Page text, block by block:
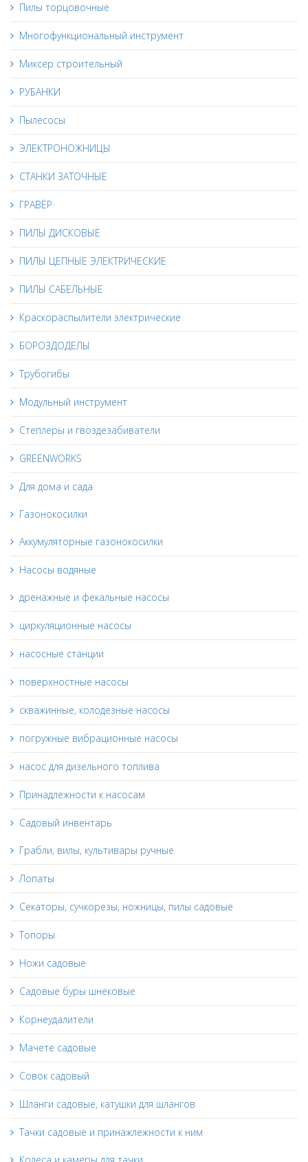
Пилы торцовочные
Многофункциональный инструмент
Миксер строительный
РУБАНКИ
Пылесосы
ЭЛЕКТРОНОЖНИЦЫ
СТАНКИ ЗАТОЧНЫЕ
ГРАВЁР
ПИЛЫ ДИСКОВЫЕ
ПИЛЫ ЦЕПНЫЕ ЭЛЕКТРИЧЕСКИЕ
ПИЛЫ САБЕЛЬНЫЕ
Краскораспылители электрические
БОРОЗДОДЕЛЫ
Трубогибы
Модульный инструмент
Степлеры и гвоздезабиватели
GREENWORKS
Для дома и сада
Газонокосилки
Аккумуляторные газонокосилки
Насосы водяные
дренажные и фекальные насосы
циркуляционные насосы
насосные станции
поверхностные насосы
скважинные, колодезные насосы
погружные вибрационные насосы
насос для дизельного топлива
Принадлежности к насосам
Садовый инвентарь
Грабли, вилы, культивары ручные
Лопаты
Секаторы, сучкорезы, ножницы, пилы садовые
Топоры
Ножи садовые
Садовые буры шнековые
Корнеудалители
Мачете садовые
Совок садовый
Шланги садовые, катушки для шлангов
Тачки садовые и принажлежности к ним